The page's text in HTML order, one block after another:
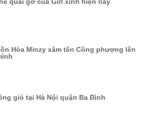
Hòa Minzy xăm tên Công phượng lên
gió tại Hà Nội quận Ba Đình